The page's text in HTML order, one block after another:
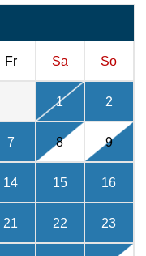
Fr Sa So
1 2
7 8 9
14 15 16
21 22 23